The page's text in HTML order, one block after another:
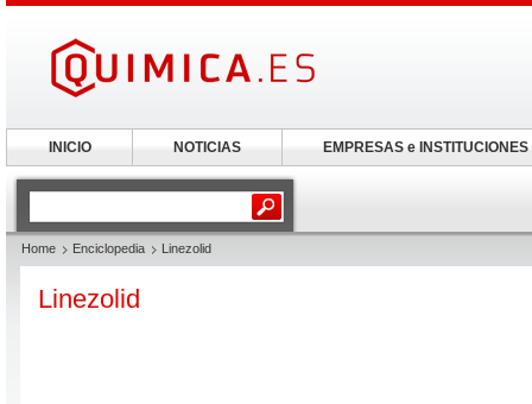
Home Enciclopedia Linezolid
Linezolid
INICIO NOTICIAS EMPRESAS e INSTITUCIONES